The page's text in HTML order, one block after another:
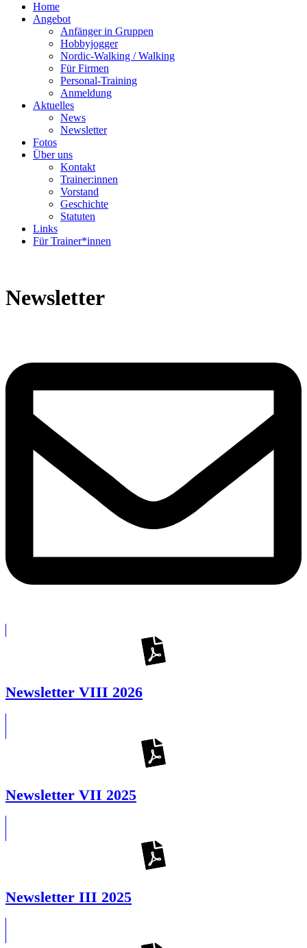
Home
Angebot
Anfänger in Gruppen
Hobbyjogger
Nordic-Walking / Walking
Für Firmen
Personal-Training
Anmeldung
Aktuelles
News
Newsletter
Fotos
Über uns
Kontakt
Trainer:innen
Vorstand
Geschichte
Statuten
Links
Für Trainer*innen
Newsletter
Newsletter VIII 2026
Newsletter VII 2025
Newsletter III 2025